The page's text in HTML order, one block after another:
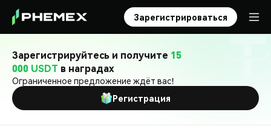
Зарегистрироваться
Зарегистрируйтесь и получите 15
000 USDT в наградах
Ограниченное предложение ждёт вас!
Регистрация